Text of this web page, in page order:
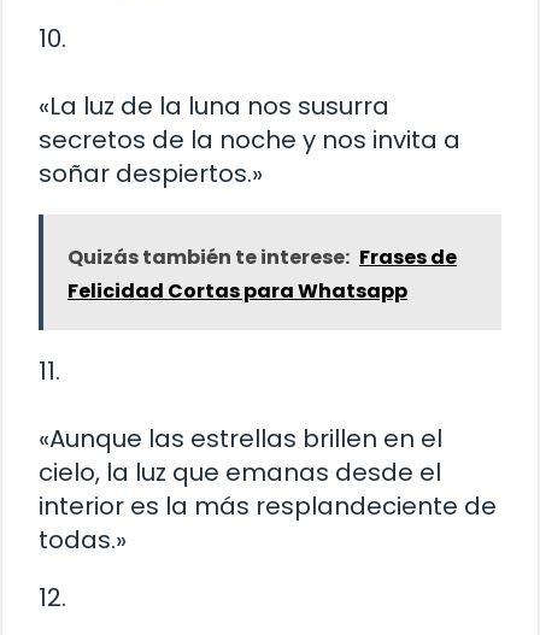
10.
«La luz de la luna nos susurra
secretos de la noche y nos invita a
soñar despiertos.»
Quizás también te interese: Frases de
Felicidad Cortas para Whatsapp
11.
«Aunque las estrellas brillen en el
cielo, la luz que emanas desde el
interior es la más resplandeciente de
todas.»
12.